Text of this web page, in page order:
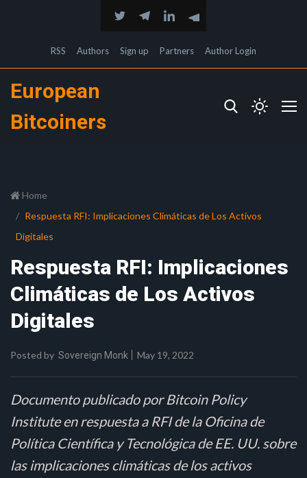
RSS Authors Sign up Partners Author Login
European
Bitcoiners
Home
Respuesta RFI: Implicaciones Climáticas de Los Activos
Digitales
Respuesta RFI: Implicaciones
Climáticas de Los Activos
Digitales
Posted by Sovereign Monk May 19, 2022
Documento publicado por Bitcoin Policy
Institute en respuesta a RFI de la Oficina de
Política Científica y Tecnológica de EE. UU. sobre
las implicaciones climáticas de los activos